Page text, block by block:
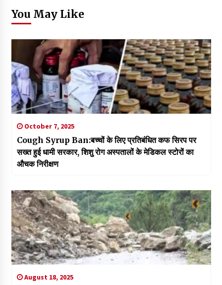
You May Like
October 7, 2025
Cough Syrup Ban:बच्चों के लिए प्रतिबंधित कफ सिरप पर
सख्त हुई धामी सरकार, शिशु रोग अस्पतालों के मेडिकल स्टोरों का
औचक निरीक्षण
August 18, 2025